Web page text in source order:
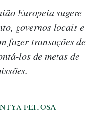
Europeia sugere
governos locais e
fazer transações de
los de metas de
FEITOSA